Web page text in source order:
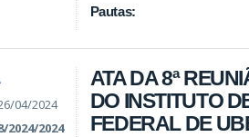
Pautas:
04/2024
2024/2024
ATA DA 8ª
DO INSTITUTO
FEDERAL DE